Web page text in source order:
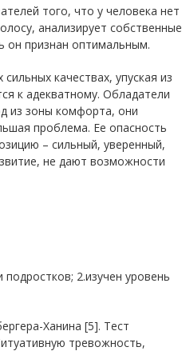
того, что у человека нет
анализирует собственные
он признан оптимальным.
качествах, упуская из
к адекватному. Обладатели
из зоны комфорта, они
проблема. Ее опасность
– сильный, уверенный,
не дают возможности
2.изучен уровень
Ханина [5]. Тест
тревожность,